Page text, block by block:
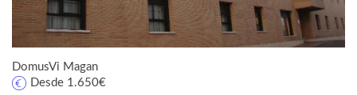
DomusVi Magan
Desde 1.650€